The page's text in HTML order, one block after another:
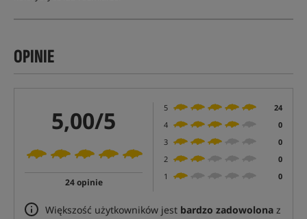
OPINIE
5,00/5
24 opinie
5
24
4
0
3
0
2
0
1
0
Większość użytkowników jest bardzo zadowolona z